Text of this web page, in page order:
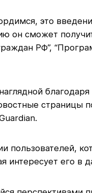
это
он сможет
РФ”,
страницы
пользователей,
интересует его в